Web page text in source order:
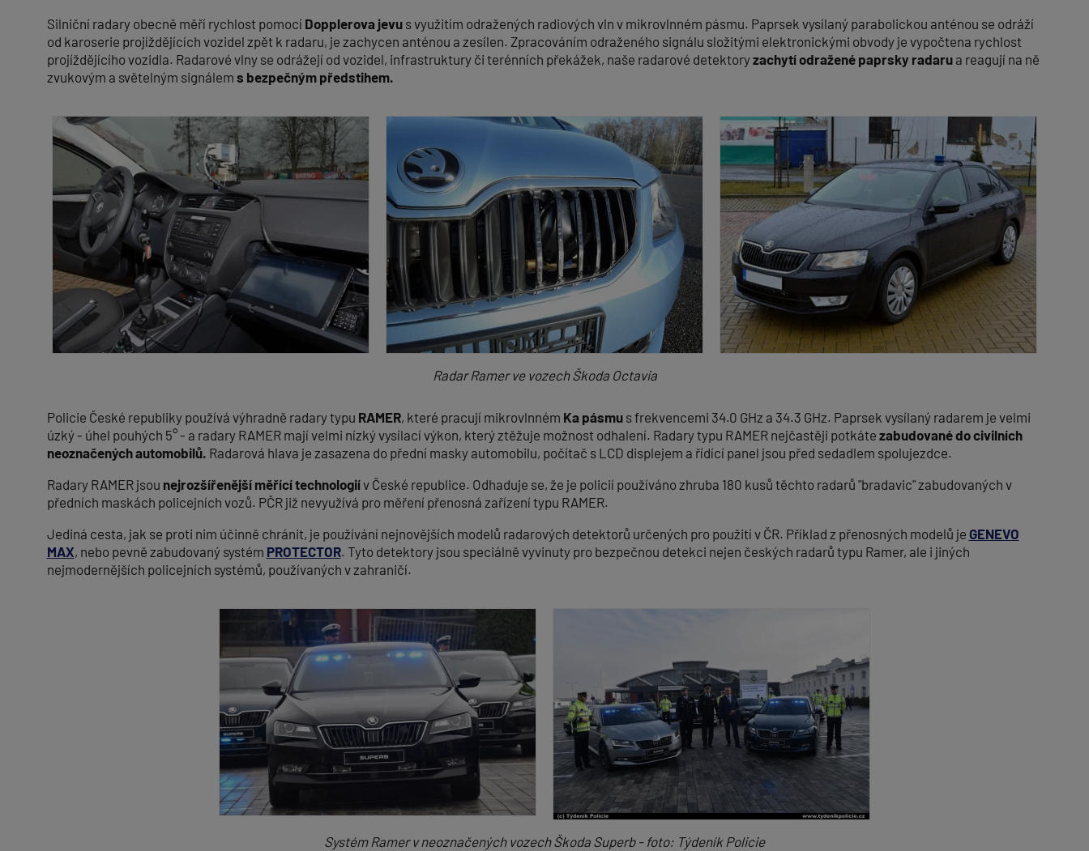
Silniční radary obecně měří rychlost pomocí Dopplerova jevus využitím odražených radiových vln v mikrovlnném pásmu. Paprsek vysílaný parabolickou anténou se odráží
od karoserie projíždějících vozidel zpět k radaru, je zachycen anténou a zesílen. Zpracováním odraženého signálu složitými elektronickými obvody je vypočtena rychlost
projíždějícího vozidla. Radarové vlny se odrážejí od vozidel, infrastruktury či terénních překážek, naše radarové detektoryzachytí odražené paprsky radarua reagují na ně
zvukovým a světelným signálem s bezpečným předstihem.
Radar Ramer ve vozech Škoda Octavia
Policie České republiky používá výhradně radary typu RAMER, které pracují mikrovlnném Ka pásmus frekvencemi 34.0 GHz a 34.3 GHz. Paprsek vysílaný radarem je velmi
úzký - úhel pouhých 5° - a radary RAMER mají velmi nízký vysílací výkon, který ztěžuje možnost odhalení. Radary typu RAMER nejčastěji potkáte zabudované do civilních
neoznačených automobilů. Radarová hlava je zasazena do přední masky automobilu, počítač s LCD displejem a řídící panel jsou před sedadlem spolujezdce.
Radary RAMER jsou nejrozšířenější měřící technologiív České republice. Odhaduje se, že je policií používáno zhruba 180 kusů těchto radarů "bradavic" zabudovaných v
předních maskách policejních vozů. PČR již nevyužívá pro měření přenosná zařízení typu RAMER.
Jediná cesta, jak se proti nim účinně chránit, je používání nejnovějších modelů radarových detektorů určených pro použití v ČR. Příklad z přenosných modelů je GENEVO
MAX, nebo pevně zabudovaný systém PROTECTOR. Tyto detektory jsou speciálně vyvinuty pro bezpečnou detekci nejen českých radarů typu Ramer, ale i jiných
nejmodernějších policejních systémů, používaných v zahraničí.
Systém Ramer v neoznačených vozech Škoda Superb - foto: Týdeník Policie